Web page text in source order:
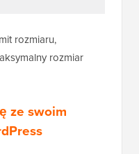
rozmiaru,
rozmiar
ze swoim